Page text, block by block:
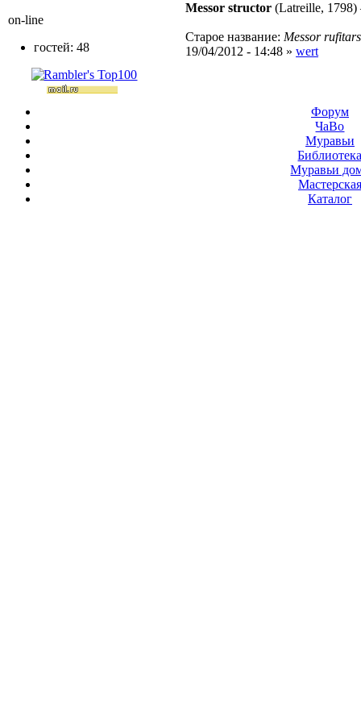
Messor structor (Latreille, 1798)
Старое название: Messor
19/04/2012 - 14:48 » wert
on-line
гостей: 48
Форум
ЧаВо
Муравьи
Муравьи
Мастерская
Каталог